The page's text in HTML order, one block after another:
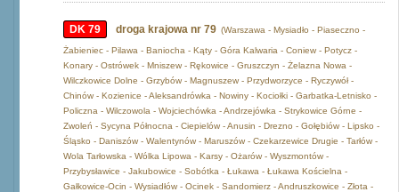
DK 79 droga krajowa nr 79 (Warszawa - Mysiadło - Piaseczno -
Żabieniec - Pilawa - Baniocha - Kąty - Góra Kalwaria - Coniew - Potycz -
Konary - Ostrówek - Mniszew - Rękowice - Gruszczyn - Żelazna Nowa -
Wilczkowice Dolne - Grzybów - Magnuszew - Przydworzyce - Ryczywół -
Chinów - Kozienice - Aleksandrówka - Nowiny - Kociołki - Garbatka-Letnisko -
Policzna - Wilczowola - Wojciechówka - Andrzejówka - Strykowice Górne -
Zwoleń - Sycyna Północna - Ciepielów - Anusin - Drezno - Gołębiów - Lipsko -
Śląsko - Daniszów - Walentynów - Maruszów - Czekarzewice Drugie - Tarłów -
Wola Tarłowska - Wólka Lipowa - Karsy - Ożarów - Wyszmontów -
Przybysławice - Jakubowice - Sobótka - Łukawa - Łukawa Kościelna -
Gałkowice-Ocin - Wysiadłów - Ocinek - Sandomierz - Andruszkowice - Złota -